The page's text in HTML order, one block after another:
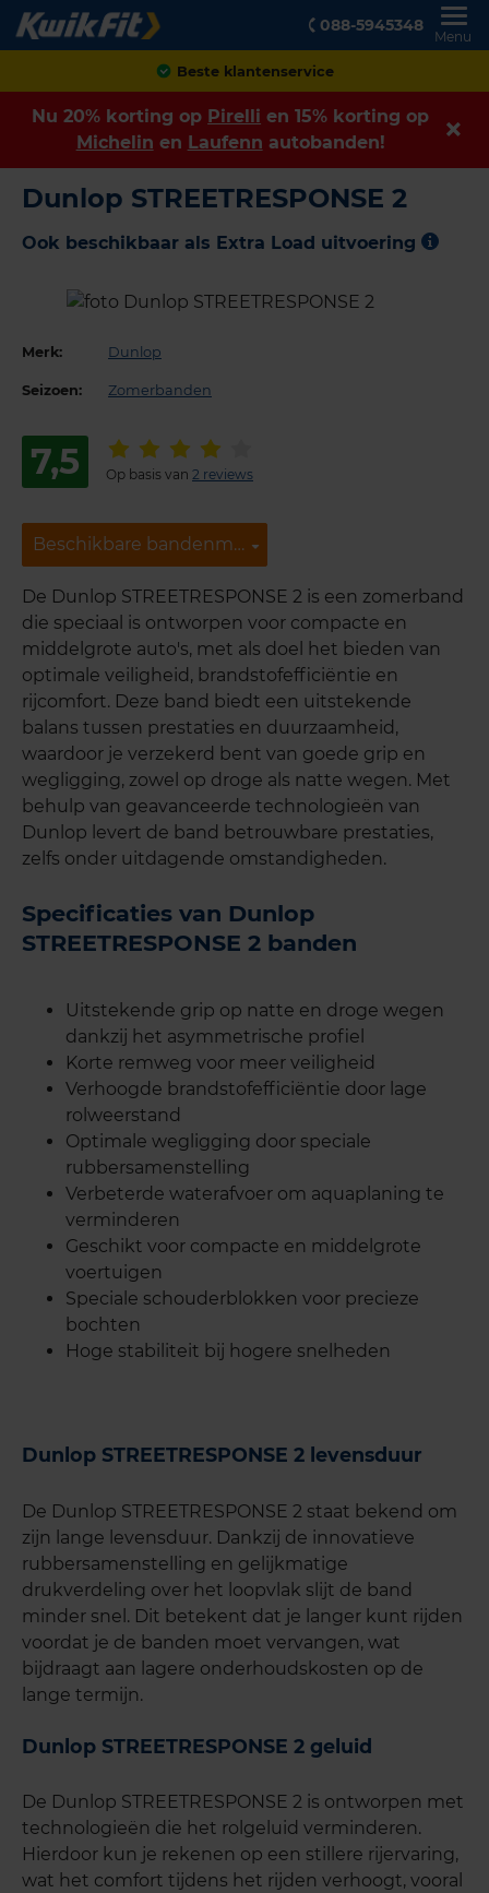
088-5945348
Menu
Beste klantenservice
Nu 20% korting op Pirelli en 15% korting op
Michelin en Laufenn autobanden!
Dunlop STREETRESPONSE 2
Ook beschikbaar als Extra Load uitvoering
Merk: Dunlop
Seizoen: Zomerbanden
7,5 Op basis van 2 reviews
Beschikbare bandenmaten
Beschikbare bandenmaten
De Dunlop STREETRESPONSE 2 is een zomerband
die speciaal is ontworpen voor compacte en
middelgrote auto's, met als doel het bieden van
optimale veiligheid, brandstofefficiëntie en
rijcomfort. Deze band biedt een uitstekende
balans tussen prestaties en duurzaamheid,
waardoor je verzekerd bent van goede grip en
wegligging, zowel op droge als natte wegen. Met
behulp van geavanceerde technologieën van
Dunlop levert de band betrouwbare prestaties,
zelfs onder uitdagende omstandigheden.
Specificaties van Dunlop
STREETRESPONSE 2 banden
Uitstekende grip op natte en droge wegen
dankzij het asymmetrische profiel
Korte remweg voor meer veiligheid
Verhoogde brandstofefficiëntie door lage
rolweerstand
Optimale wegligging door speciale
rubbersamenstelling
Verbeterde waterafvoer om aquaplaning te
verminderen
Geschikt voor compacte en middelgrote
voertuigen
Speciale schouderblokken voor precieze
bochten
Hoge stabiliteit bij hogere snelheden
Dunlop STREETRESPONSE 2 levensduur
De Dunlop STREETRESPONSE 2 staat bekend om
zijn lange levensduur. Dankzij de innovatieve
rubbersamenstelling en gelijkmatige
drukverdeling over het loopvlak slijt de band
minder snel. Dit betekent dat je langer kunt rijden
voordat je de banden moet vervangen, wat
bijdraagt aan lagere onderhoudskosten op de
lange termijn.
Dunlop STREETRESPONSE 2 geluid
De Dunlop STREETRESPONSE 2 is ontworpen met
technologieën die het rolgeluid verminderen.
Hierdoor kun je rekenen op een stillere rijervaring,
wat het comfort tijdens het rijden verhoogt, vooral